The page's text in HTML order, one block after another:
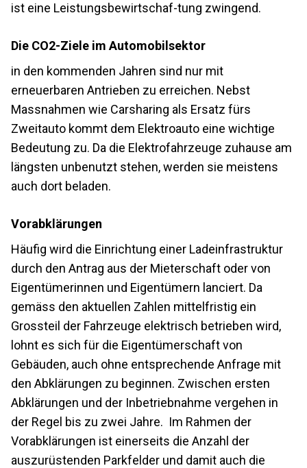
ist eine Leistungsbewirtschaf-tung zwingend.
Die CO2-Ziele im Automobilsektor
in den kommenden Jahren sind nur mit
erneuerbaren Antrieben zu erreichen. Nebst
Massnahmen wie Carsharing als Ersatz fürs
Zweitauto kommt dem Elektroauto eine wichtige
Bedeutung zu. Da die Elektrofahrzeuge zuhause am
längsten unbenutzt stehen, werden sie meistens
auch dort beladen.
Vorabklärungen
Häufig wird die Einrichtung einer Ladeinfrastruktur
durch den Antrag aus der Mieterschaft oder von
Eigentümerinnen und Eigentümern lanciert. Da
gemäss den aktuellen Zahlen mittelfristig ein
Grossteil der Fahrzeuge elektrisch betrieben wird,
lohnt es sich für die Eigentümerschaft von
Gebäuden, auch ohne entsprechende Anfrage mit
den Abklärungen zu beginnen. Zwischen ersten
Abklärungen und der Inbetriebnahme vergehen in
der Regel bis zu zwei Jahre. Im Rahmen der
Vorabklärungen ist einerseits die Anzahl der
auszurüstenden Parkfelder und damit auch die